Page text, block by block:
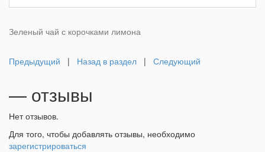
Зеленый чай с корочками лимона
Предыдущий | Назад в раздел | Следующий
— отзывы
Нет отзывов.
Для того, чтобы добавлять отзывы, необходимо
зарегистрироваться